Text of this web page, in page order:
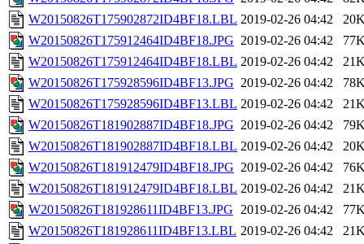
W20150826T175902872ID4BF18.LBL 2019-02-26 04:42
W20150826T175912464ID4BF18.JPG 2019-02-26 04:42
W20150826T175912464ID4BF18.LBL 2019-02-26 04:42
W20150826T175928596ID4BF13.JPG 2019-02-26 04:42
W20150826T175928596ID4BF13.LBL 2019-02-26 04:42
W20150826T181902887ID4BF18.JPG 2019-02-26 04:42
W20150826T181902887ID4BF18.LBL 2019-02-26 04:42
W20150826T181912479ID4BF18.JPG 2019-02-26 04:42
W20150826T181912479ID4BF18.LBL 2019-02-26 04:42
W20150826T181928611ID4BF13.JPG 2019-02-26 04:42
W20150826T181928611ID4BF13.LBL 2019-02-26 04:42